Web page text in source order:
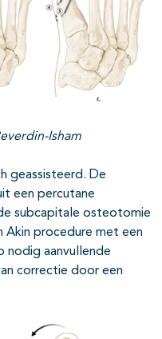
Isham
geassisteerd. De
een percutane
subcapitale osteotomie
Akin procedure met een
nodig aanvullende
correctie door een